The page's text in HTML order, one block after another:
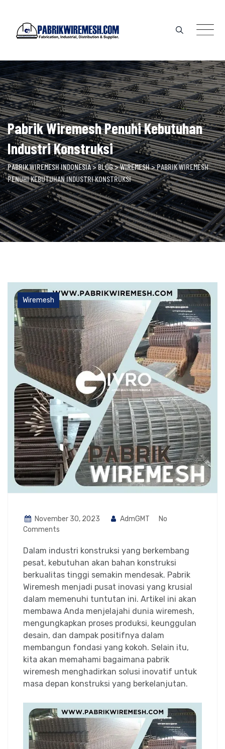
content
Pabrik Wiremesh Penuhi Kebutuhan
Industri Konstruksi
PABRIK WIREMESH INDONESIA>BLOG>WIREMESH>PABRIK WIREMESH
PENUHI KEBUTUHAN INDUSTRI KONSTRUKSI
Wiremesh
November 30, 2023 AdmGMT
No
Comments
Dalam industri konstruksi yang berkembang
pesat, kebutuhan akan bahan konstruksi
berkualitas tinggi semakin mendesak. Pabrik
Wiremesh menjadi pusat inovasi yang krusial
dalam memenuhi tuntutan ini. Artikel ini akan
membawa Anda menjelajahi dunia wiremesh,
mengungkapkan proses produksi, keunggulan
desain, dan dampak positifnya dalam
membangun fondasi yang kokoh. Selain itu,
kita akan memahami bagaimana pabrik
wiremesh menghadirkan solusi inovatif untuk
masa depan konstruksi yang berkelanjutan.